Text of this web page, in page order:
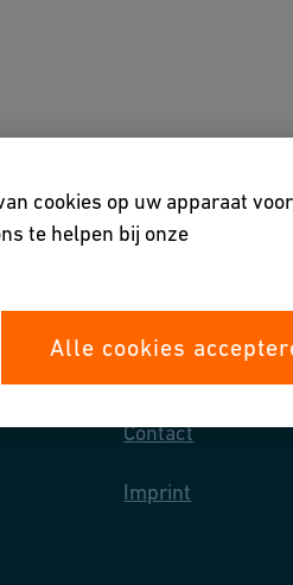
ons
Neem
Contact
Imprint
cookies op uw apparaat
te helpen bij onze
Alle cookies